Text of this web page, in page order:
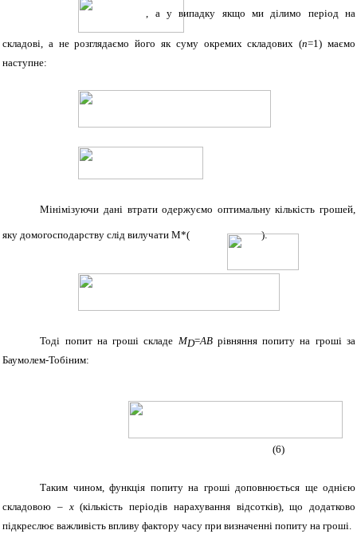
, а у випадку якщо ми ділимо період на
складові, а не розглядаємо його як суму окремих складових (n=1)маємо
наступне:
Мінімізуючи дані втрати одержуємо оптимальну кількість грошей,
яку домогосподарству слід вилучати М*( ):
Тоді попит на гроші складе МD=ABрівняння попиту на гроші за
Баумолем-Тобіним:
(6)
Таким чином, функція попиту на гроші доповнюється ще однією
складовою – х(кількість періодів нарахування відсотків), що додатково
підкреслює важливість впливу фактору часу при визначенні попиту на гроші.